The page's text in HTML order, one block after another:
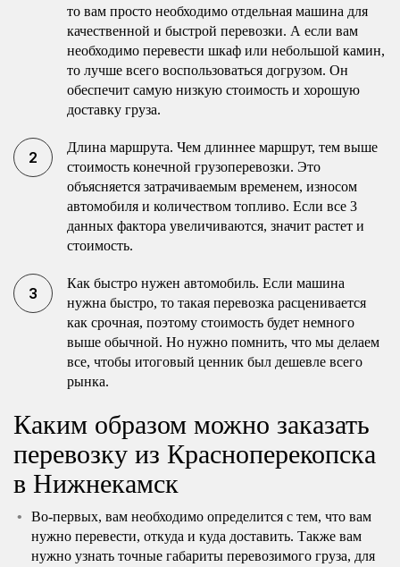
то вам просто необходимо отдельная машина для
качественной и быстрой перевозки. А если вам
необходимо перевести шкаф или небольшой камин,
то лучше всего воспользоваться догрузом. Он
обеспечит самую низкую стоимость и хорошую
доставку груза.
Длина маршрута. Чем длиннее маршрут, тем выше
стоимость конечной грузоперевозки. Это
объясняется затрачиваемым временем, износом
автомобиля и количеством топливо. Если все 3
данных фактора увеличиваются, значит растет и
стоимость.
Как быстро нужен автомобиль. Если машина
нужна быстро, то такая перевозка расценивается
как срочная, поэтому стоимость будет немного
выше обычной. Но нужно помнить, что мы делаем
все, чтобы итоговый ценник был дешевле всего
рынка.
Каким образом можно заказать
перевозку из Красноперекопска
в Нижнекамск
Во-первых, вам необходимо определится с тем, что вам
нужно перевести, откуда и куда доставить. Также вам
нужно узнать точные габариты перевозимого груза, для